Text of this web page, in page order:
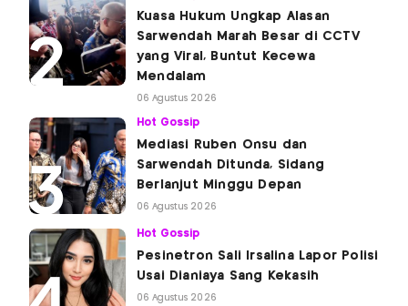
Kuasa Hukum Ungkap Alasan
Sarwendah Marah Besar di CCTV
yang Viral, Buntut Kecewa
Mendalam
06 Agustus 2026
Hot Gossip
Mediasi Ruben Onsu dan
Sarwendah Ditunda, Sidang
Berlanjut Minggu Depan
06 Agustus 2026
Hot Gossip
Pesinetron Sali Irsalina Lapor Polisi
Usai Dianiaya Sang Kekasih
06 Agustus 2026